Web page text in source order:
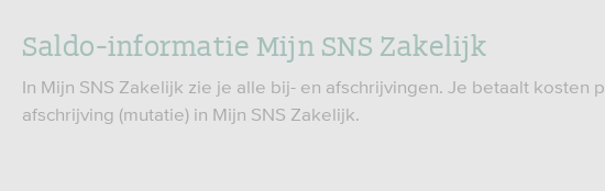
Saldo-informatie Mijn SNS Zakelijk
In Mijn SNS Zakelijk zie je alle bij- en afschrijvingen. Je betaalt kosten
afschrijving (mutatie) in Mijn SNS Zakelijk.